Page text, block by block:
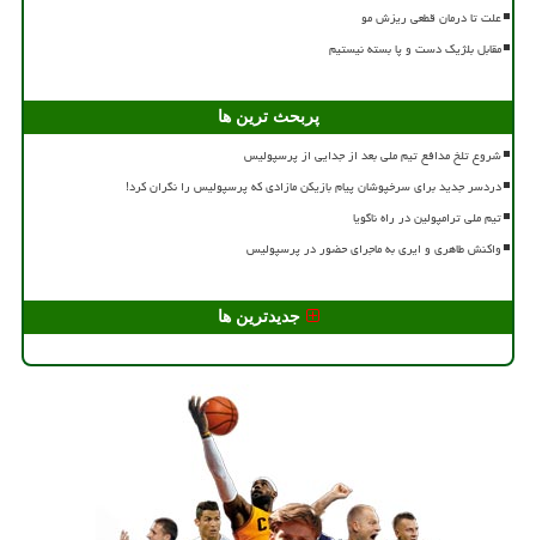
علت تا درمان قطعی ریزش مو
مقابل بلژیک دست و پا بسته نیستیم
پربحث ترین ها
شروع تلخ مدافع تیم ملی بعد از جدایی از پرسپولیس
دردسر جدید برای سرخپوشان پیام بازیکن مازادی که پرسپولیس را نگران کرد!
تیم ملی ترامپولین در راه ناگویا
واکنش طاهری و ایری به ماجرای حضور در پرسپولیس
جدیدترین ها